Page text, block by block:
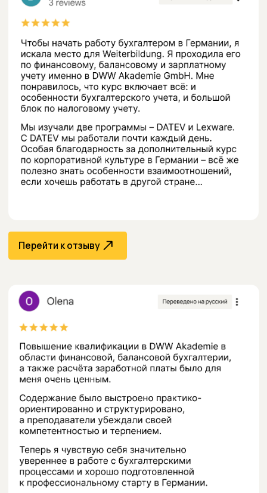
Перейти к отзыву
Перейти к отзыву
Перейти к отзыву
Учитесь в DWW Akademie
или уже окончили наши
Помогите другим решиться на старт
карьеры в Германии — расскажите
о своём опыте обучения у нас
Оставить отзыв